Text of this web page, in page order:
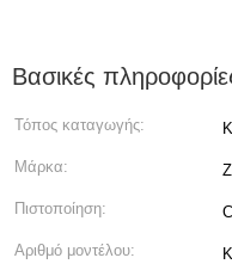
Βασικές
Τόπος καταγωγής:
Μάρκα:
Πιστοποίηση:
Αριθμό μοντέλου: